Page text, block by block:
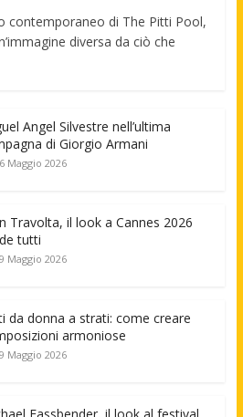
contemporaneo di The Pitti Pool,
diversa da ciò che
Angel Silvestre nell’ultima
di Giorgio Armani
Maggio 2026
Travolta, il look a Cannes 2026
tutti
Maggio 2026
da donna a strati: come creare
armoniose
Maggio 2026
Fassbender, il look al festival